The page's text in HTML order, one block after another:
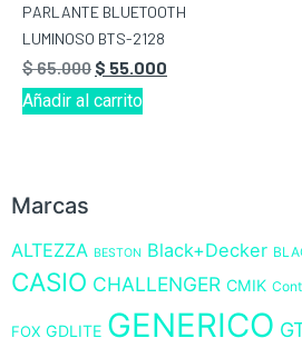
PARLANTE BLUETOOTH
LUMINOSO BTS-2128
$65.000 $ 55.000
Añadir al carrito
Marcas
ALTEZZA BESTON Black+Decker
CASIO CHALLENGER CMIK
FOX GDLITE GENERICO